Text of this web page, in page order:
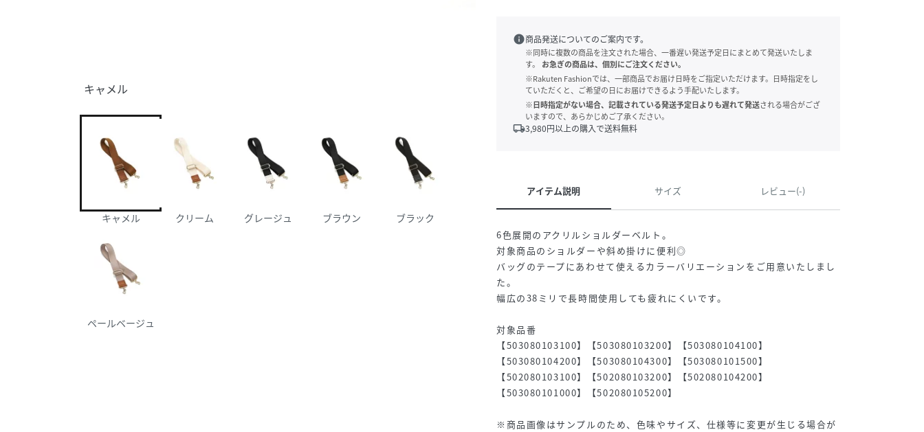
キャメル
キャメル クリーム グレージュ ブラウン ブラック
ペールベージュ
info商品発送についてのご案内です。
※同時に複数の商品を注文された場合、一番遅い発送予定日にまとめて発送いたしま
す。
お急ぎの商品は、個別にご注文ください。
※Rakuten Fashionでは、一部商品でお届け日時をご指定いただけます。日時指定をし
ていただくと、ご希望の日にお届けできるよう手配いたします。
※日時指定がない場合、記載されている発送予定日よりも遅れて発送される場合がござ
いますので、あらかじめご了承ください。
local_shipping3,980円以上の購入で送料無料
アイテム説明 サイズ レビュー(-)
6色展開のアクリルショルダーベルト。
対象商品のショルダーや斜め掛けに便利◎
バッグのテープにあわせて使えるカラーバリエーションをご用意いたしまし
た。
幅広の38ミリで長時間使用しても疲れにくいです。
対象品番
【503080103100】【503080103200】【503080104100】
【503080104200】【503080104300】【503080101500】
【502080103100】【502080103200】【502080104200】
【503080101000】【502080105200】
※商品画像はサンプルのため、色味やサイズ、仕様等に変更が生じる場合が